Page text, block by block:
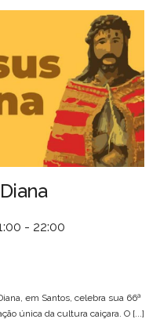
- 22:00
em Santos, celebra sua 66ª
única da cultura caiçara. O [...]